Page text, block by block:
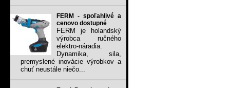
FERM - spoľahlivé a
cenovo dostupné
FERM je holandský
výrobca ručného
elektro-náradia.
Dynamika, sila,
premyslené inovácie výrobkov a
chuť neustále niečo...